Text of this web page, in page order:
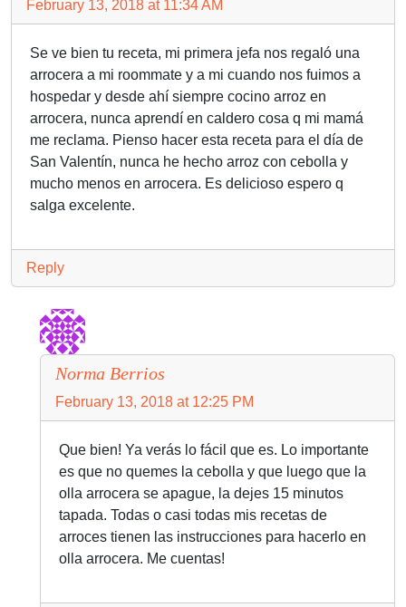
February 13, 2018 at 11:34 AM
Se ve bien tu receta, mi primera jefa nos regaló una
arrocera a mi roommate y a mi cuando nos fuimos a
hospedar y desde ahí siempre cocino arroz en
arrocera, nunca aprendí en caldero cosa q mi mamá
me reclama. Pienso hacer esta receta para el día de
San Valentín, nunca he hecho arroz con cebolla y
mucho menos en arrocera. Es delicioso espero q
salga excelente.
Reply
Norma Berrios
February 13, 2018 at 12:25 PM
Que bien! Ya verás lo fácil que es. Lo importante
es que no quemes la cebolla y que luego que la
olla arrocera se apague, la dejes 15 minutos
tapada. Todas o casi todas mis recetas de
arroces tienen las instrucciones para hacerlo en
olla arrocera. Me cuentas!